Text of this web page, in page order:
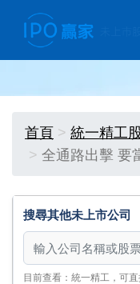
首頁 統一精工
全通路出擊 要
搜尋其他未上市公司
搜尋其他未上市公司
目前查看：統一精工，可